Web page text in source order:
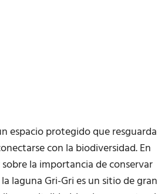
espacio protegido que resguarda
con la biodiversidad. En
la importancia de conservar
laguna Gri-Gri es un sitio de gran